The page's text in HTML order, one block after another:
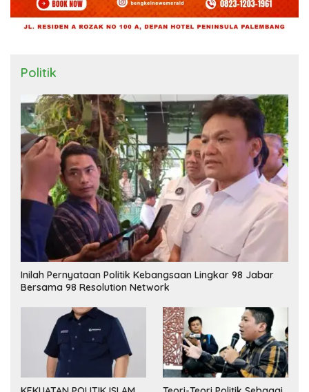
Politik
Inilah Pernyataan Politik Kebangsaan Lingkar 98 Jabar
Bersama 98 Resolution Network